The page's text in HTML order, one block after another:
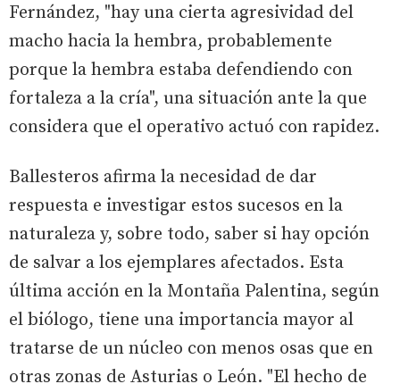
Fernández, "hay una cierta agresividad del
macho hacia la hembra, probablemente
porque la hembra estaba defendiendo con
fortaleza a la cría", una situación ante la que
considera que el operativo actuó con rapidez.
Ballesteros afirma la necesidad de dar
respuesta e investigar estos sucesos en la
naturaleza y, sobre todo, saber si hay opción
de salvar a los ejemplares afectados. Esta
última acción en la Montaña Palentina, según
el biólogo, tiene una importancia mayor al
tratarse de un núcleo con menos osas que en
otras zonas de Asturias o León. "El hecho de